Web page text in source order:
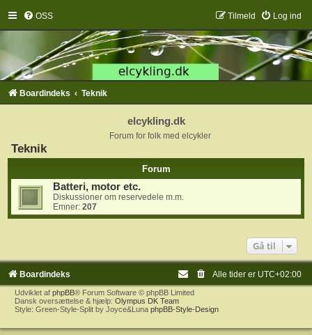
OSS Log ind
Tilmeld
Boardindeks Teknik
elcykling.dk
Forum for folk med elcykler
Teknik
Forum
Batteri, motor etc.
Diskussioner om reservedele m.m.
Emner: 207
Gå til
Boardindeks Alle tider er UTC+02:00
Udviklet af phpBB® Forum Software © phpBB Limited
Dansk oversættelse & hjælp: Olympus DK Team
Style: Green-Style-Split by Joyce&Luna phpBB-Style-Design